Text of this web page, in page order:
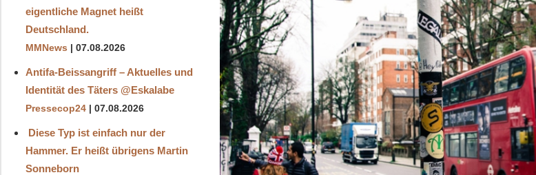
eigentliche Magnet heißt
Deutschland.
MMNews 07.08.2026
Antifa-Beissangriff – Aktuelles und
Identität des Täters ‪@Eskalabe‬
Pressecop24 07.08.2026
Diese Typ ist einfach nur der
Hammer. Er heißt übrigens Martin
Sonneborn